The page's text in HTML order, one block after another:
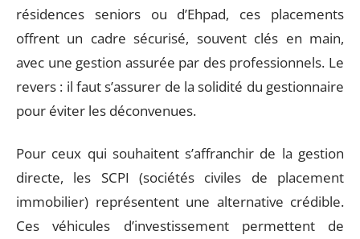
résidences seniors ou d’Ehpad, ces placements
offrent un cadre sécurisé, souvent clés en main,
avec une gestion assurée par des professionnels. Le
revers : il faut s’assurer de la solidité du gestionnaire
pour éviter les déconvenues.
Pour ceux qui souhaitent s’affranchir de la gestion
directe, les SCPI (sociétés civiles de placement
immobilier) représentent une alternative crédible.
Ces véhicules d’investissement permettent de